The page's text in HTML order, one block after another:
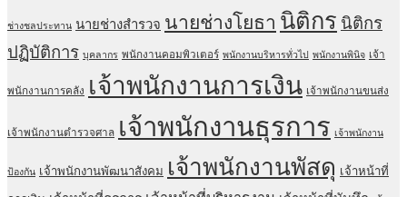
ช่างชลประทาน นายช่างสำรวจ นายช่างโยธา นิติกร นิติกร
ปฏิบัติการ บุคลากร พนักงานคอมพิวเตอร์ พนักงานบริหารทั่วไป พนักงานพินิจ เจ้า
พนักงานการคลัง เจ้าพนักงานการเงิน เจ้าพนักงานขนส่ง
เจ้าพนักงานตำรวจศาล เจ้าพนักงานธุรการ เจ้าพนักงาน
ป้องกัน เจ้าพนักงานพัฒนาสังคม เจ้าพนักงานพัสดุ เจ้าหน้าที่